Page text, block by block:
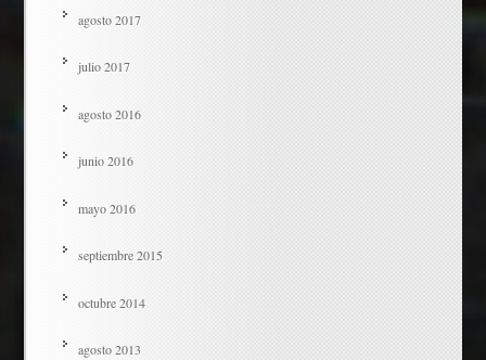
agosto 2017
julio 2017
agosto 2016
junio 2016
mayo 2016
septiembre 2015
octubre 2014
agosto 2013